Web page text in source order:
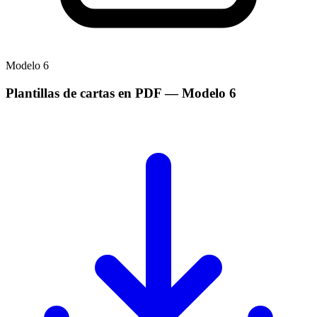
Modelo 6
Plantillas de cartas en PDF— Modelo 6